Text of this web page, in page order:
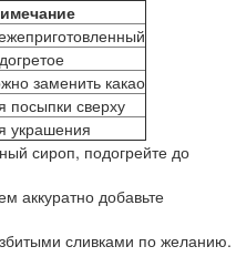
заменить какао
посыпки сверху
украшения
сироп, подогрейте до
аккуратно добавьте
сливками по желанию.